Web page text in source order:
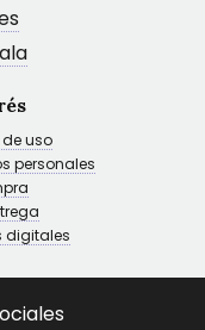
uso
personales
digitales